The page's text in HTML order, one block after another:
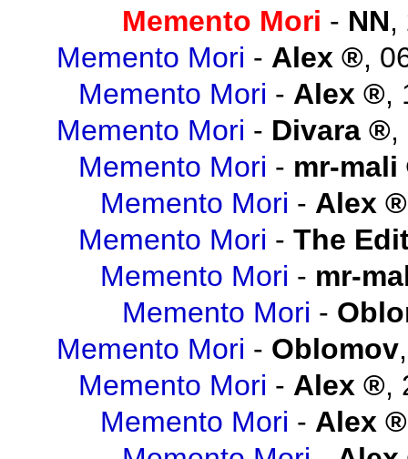
Memento Mori - NN,
Memento Mori - Alex ,
Memento Mori - Alex ,
Memento Mori - Divara ,
Memento Mori - mr-mali
Memento Mori - Alex
Memento Mori - The
Memento Mori - mr-
Memento Mori -
Memento Mori - Oblomov
Memento Mori - Alex ,
Memento Mori - Alex